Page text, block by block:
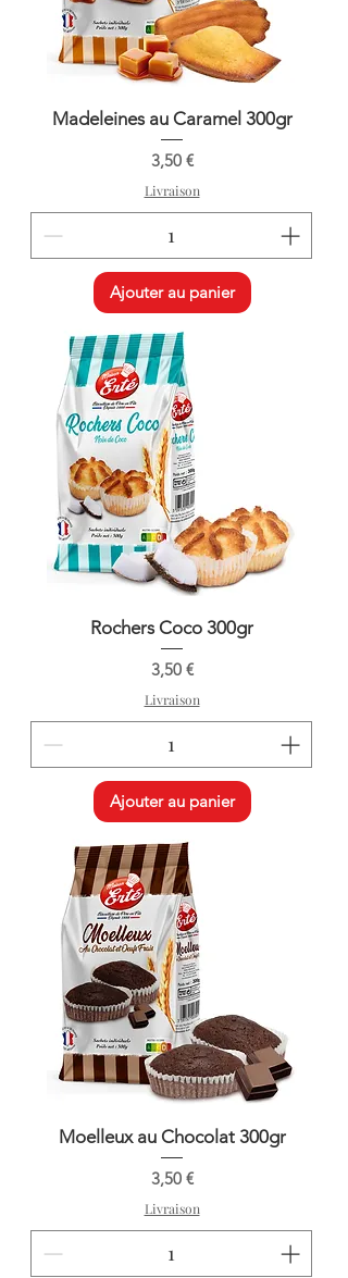
Madeleines au Caramel 300gr
Prix
3,50 €
Livraison
Ajouter au panier
Rochers Coco 300gr
Prix
3,50 €
Livraison
Ajouter au panier
Moelleux au Chocolat 300gr
Prix
3,50 €
Livraison